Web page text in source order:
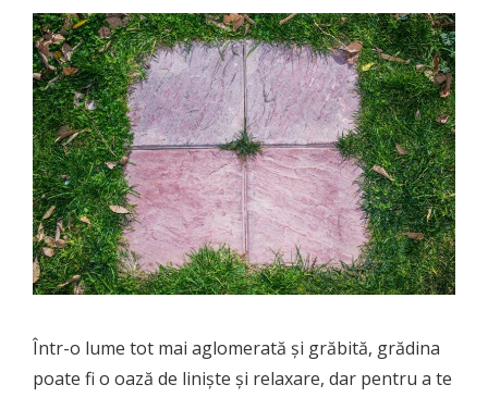
Într-o lume tot mai aglomerată și grăbită, grădina
poate fi o oază de liniște și relaxare, dar pentru a te